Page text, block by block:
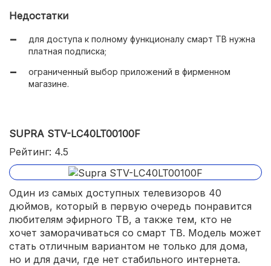
сервисы вынесены на главную страницу;
«взрослому» контенту, позволяет рекомендовать
модель в детскую комнату;
Недостатки
для доступа к полному функционалу смарт ТВ нужна
платная подписка;
ограниченный выбор приложений в фирменном
магазине.
SUPRA STV-LC40LT00100F
Рейтинг: 4.5
Один из самых доступных телевизоров 40
дюймов, который в первую очередь понравится
любителям эфирного ТВ, а также тем, кто не
хочет заморачиваться со смарт ТВ. Модель может
стать отличным вариантом не только для дома,
но и для дачи, где нет стабильного интернета.